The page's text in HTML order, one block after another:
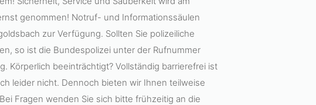
genommen! Notruf- und Informationssäulen
zur Verfügung. Sollten Sie polizeiliche
so ist die Bundespolizei unter der Rufnummer
Körperlich beeinträchtigt? Vollständig barrierefrei ist
leider nicht. Dennoch bieten wir Ihnen teilweise
Fragen wenden Sie sich bitte frühzeitig an die